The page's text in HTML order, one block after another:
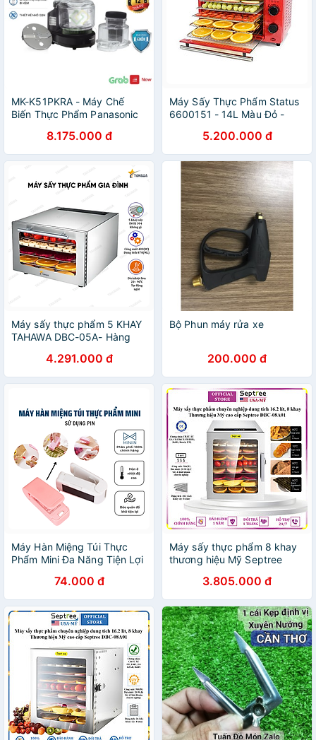
MK-K51PKRA - Máy Chế
Biến Thực Phẩm Panasonic
hãng - Smart House
8.175.000 đ
Máy Sấy Thực Phẩm Status
6600151 - 14L Màu Đỏ -
Hàng chính hãng
5.200.000 đ
Máy sấy thực phẩm 5 KHAY
TAHAWA DBC-05A- Hàng
4.291.000 đ
Bộ Phun máy rửa xe
200.000 đ
Máy Hàn Miệng Túi Thực
Phẩm Mini Đa Năng Tiện Lợi
74.000 đ
Máy sấy thực phẩm 8 khay
thương hiệu Mỹ Septree
500W - Hàng nhập khẩu
3.805.000 đ